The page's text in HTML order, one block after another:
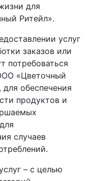
для
Ритейл».
услуг
заказов или
потребоваться
«Цветочный
обеспечения
продуктов и
случаев
– с целью